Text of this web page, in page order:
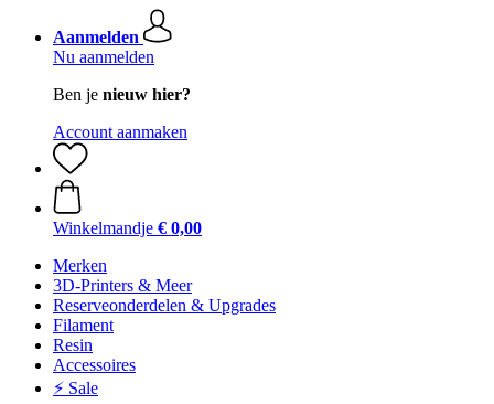
Aanmelden
Nu aanmelden
Ben je nieuw hier?
Account aanmaken
Winkelmandje € 0,00
Merken
3D-Printers & Meer
Reserveonderdelen & Upgrades
Filament
Resin
Accessoires
⚡ Sale